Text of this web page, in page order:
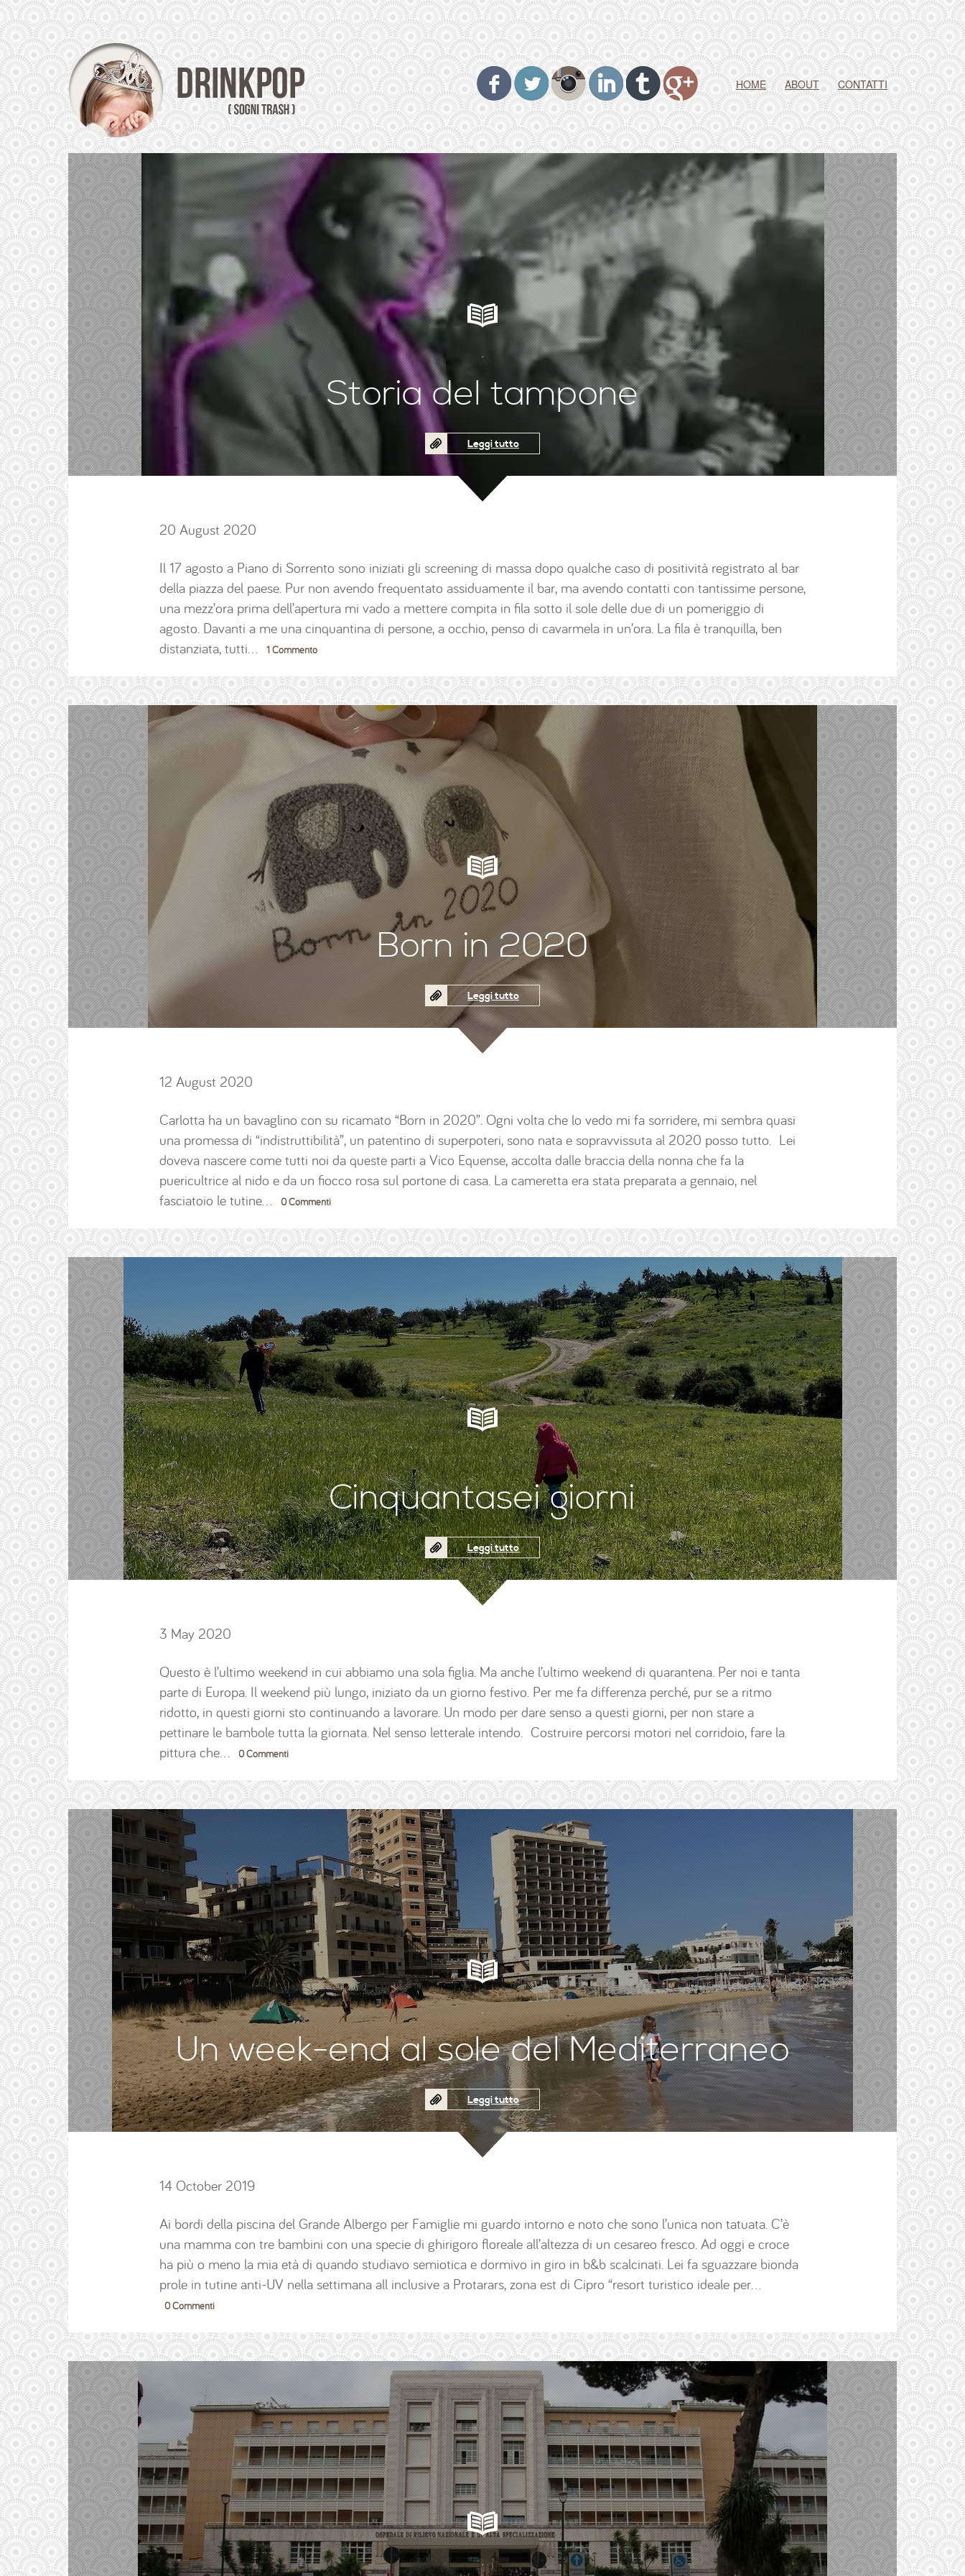
HOME ABOUT CONTATTI
.
Storia del tampone
Leggi tutto
20 August 2020
Il 17 agosto a Piano di Sorrento sono iniziati gli screening di massa dopo qualche caso di positività registrato al bar
della piazza del paese. Pur non avendo frequentato assiduamente il bar, ma avendo contatti con tantissime persone,
una mezz’ora prima dell’apertura mi vado a mettere compita in fila sotto il sole delle due di un pomeriggio di
agosto. Davanti a me una cinquantina di persone, a occhio, penso di cavarmela in un’ora. La fila è tranquilla, ben
distanziata, tutti…
1 Commento
.
Born in 2020
Leggi tutto
12 August 2020
Carlotta ha un bavaglino con su ricamato “Born in 2020”. Ogni volta che lo vedo mi fa sorridere, mi sembra quasi
una promessa di “indistruttibilità”, un patentino di superpoteri, sono nata e sopravvissuta al 2020 posso tutto. Lei
doveva nascere come tutti noi da queste parti a Vico Equense, accolta dalle braccia della nonna che fa la
puericultrice al nido e da un fiocco rosa sul portone di casa. La cameretta era stata preparata a gennaio, nel
fasciatoio le tutine…
0 Commenti
.
Cinquantasei giorni
Leggi tutto
3 May 2020
Questo è l’ultimo weekend in cui abbiamo una sola figlia. Ma anche l’ultimo weekend di quarantena. Per noi e tanta
parte di Europa. Il weekend più lungo, iniziato da un giorno festivo. Per me fa differenza perché, pur se a ritmo
ridotto, in questi giorni sto continuando a lavorare. Un modo per dare senso a questi giorni, per non stare a
pettinare le bambole tutta la giornata. Nel senso letterale intendo. Costruire percorsi motori nel corridoio, fare la
pittura che…
0 Commenti
.
Un week-end al sole del Mediterraneo
Leggi tutto
14 October 2019
Ai bordi della piscina del Grande Albergo per Famiglie mi guardo intorno e noto che sono l’unica non tatuata. C’è
una mamma con tre bambini con una specie di ghirigoro floreale all’altezza di un cesareo fresco. Ad oggi e croce
ha più o meno la mia età di quando studiavo semiotica e dormivo in giro in b&b scalcinati. Lei fa sguazzare bionda
prole in tutine anti-UV nella settimana all inclusive a Protarars, zona est di Cipro “resort turistico ideale per…
0 Commenti
.